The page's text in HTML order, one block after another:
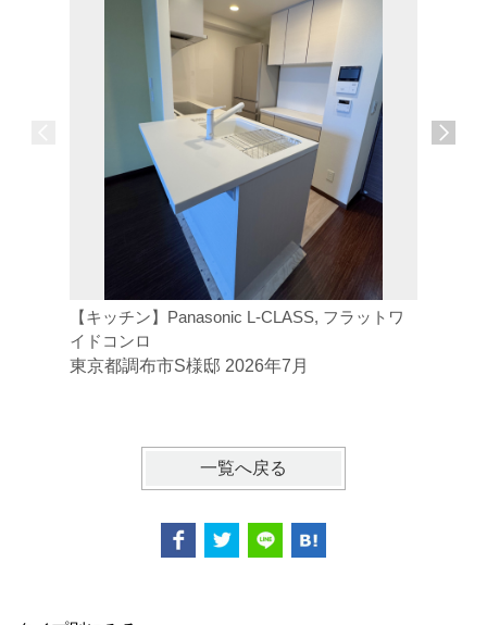
【キッチン】Panasonic L-CLASS, フラットワ
イドコンロ
東京都調布市S様邸 2026年7月
一覧へ戻る